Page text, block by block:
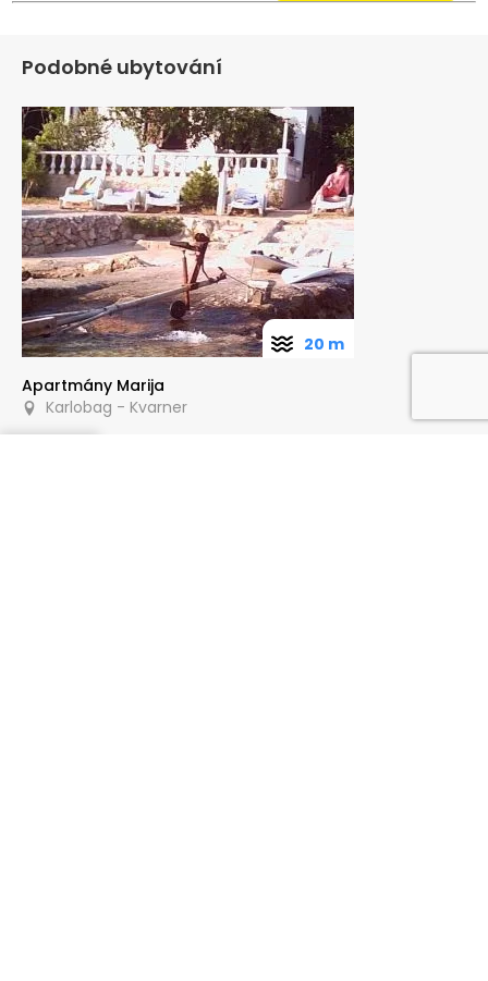
Podobné ubytování
Apartmány Marija
Karlobag - Kvarner
20 m